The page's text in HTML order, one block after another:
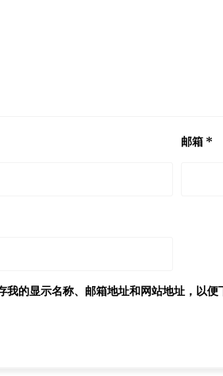
邮箱 *
我的显示名称、邮箱地址和网站地址，以便